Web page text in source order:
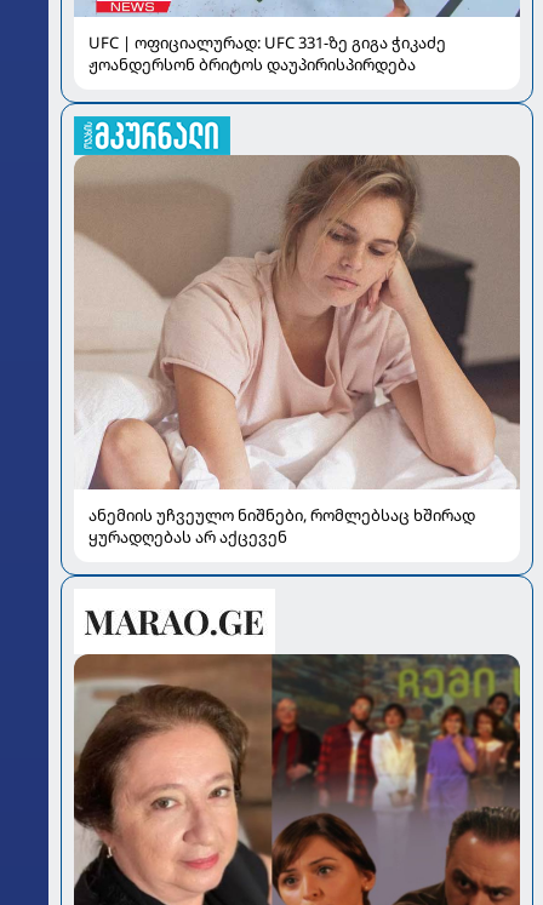
UFC | ოფიციალურად: UFC 331-ზე გიგა ჭიკაძე
ჟოანდერსონ ბრიტოს დაუპირისპირდება
ანემიის უჩვეულო ნიშნები, რომლებსაც ხშირად
ყურადღებას არ აქცევენ